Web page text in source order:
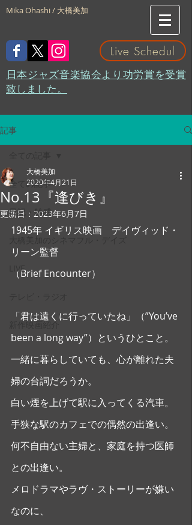
Mika Ohashi / 大橋美加
Live Schedul
​日本ジャズ音楽協会より功労賞を受賞
致しました。
記事
全ての記事
日記・雑感
LIVE
新作映画紹介
No.13『逢びき』
大橋美加
2020年4月21日
更新日： 2023年6月7日
1945年 イギリス映画　デイヴィッド・
リーン監督
（Brief Encounter）
「君は遠くに行っていたね」（”You’ve
been a long way”）というひとこと。
一緒に暮らしていても、心が離れた夫
婦の台詞だろうか。
白い煙を上げて駅に入ってくる汽車。
手狭な駅のカフェでの偶然の出逢い。
何不自由ない主婦と、家庭を持つ医師
との出逢い。
メロドラマやラヴ・ストーリーが嫌い
なのに、